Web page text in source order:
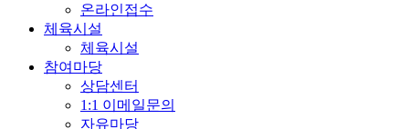
온라인접수
체육시설
체육시설
참여마당
상담센터
1:1 이메일문의
자유마당